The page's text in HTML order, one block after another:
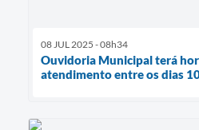
08 JUL 2025 - 08h34
Ouvidoria Municipal terá
atendimento entre os dias